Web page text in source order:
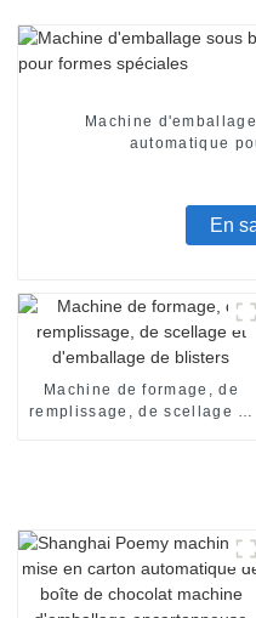
Machine
automatique
En
Machine de formage, de
remplissage, de scellage et